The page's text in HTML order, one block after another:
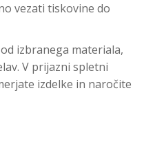
vezati tiskovine do
izbranega materiala,
V prijazni spletni
izdelke in naročite